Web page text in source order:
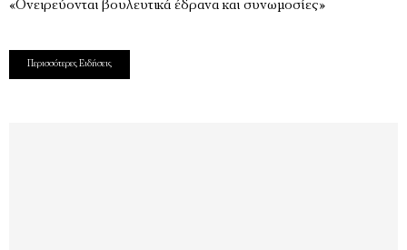
«Ονειρεύονται βουλευτικά έδρανα και συνωμοσίες»
Περισσότερες Ειδήσεις